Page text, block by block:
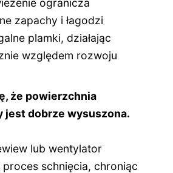
ogranicza
zapachy i łagodzi
plamki, działając
względem rozwoju
że powierzchnia
jest dobrze wysuszona.
lub wentylator
schnięcia, chroniąc